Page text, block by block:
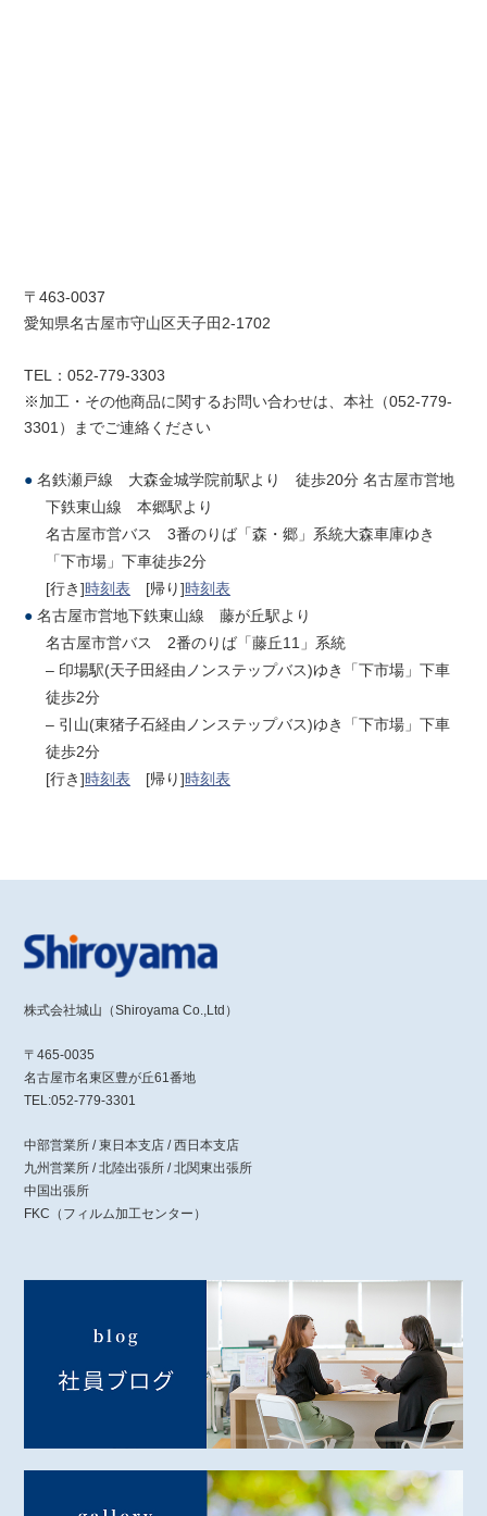
〒463-0037
愛知県名古屋市守山区天子田2-1702
TEL：052-779-3303
※加工・その他商品に関するお問い合わせは、本社（052-779-
3301）までご連絡ください
●名鉄瀬戸線 大森金城学院前駅より 徒歩20分 名古屋市営地
下鉄東山線 本郷駅より
名古屋市営バス 3番のりば「森・郷」系統大森車庫ゆき
「下市場」下車徒歩2分
[行き]時刻表 [帰り]時刻表
●名古屋市営地下鉄東山線 藤が丘駅より
名古屋市営バス 2番のりば「藤丘11」系統
– 印場駅(天子田経由ノンステップバス)ゆき「下市場」下車
徒歩2分
– 引山(東猪子石経由ノンステップバス)ゆき「下市場」下車
徒歩2分
[行き]時刻表 [帰り]時刻表
株式会社城山（Shiroyama Co.,Ltd）
〒465-0035
名古屋市名東区豊が丘61番地
TEL:052-779-3301
中部営業所 / 東日本支店 / 西日本支店
九州営業所 / 北陸出張所 / 北関東出張所
中国出張所
FKC（フィルム加工センター）